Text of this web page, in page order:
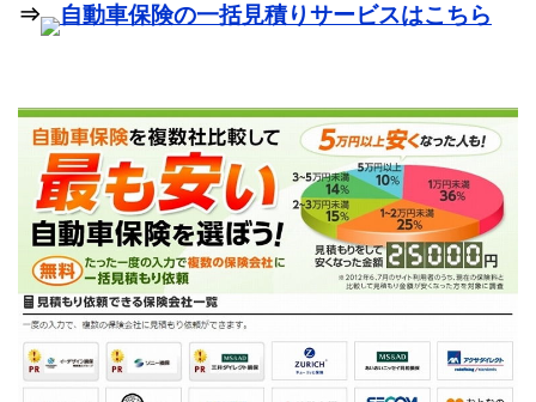
⇒ 自動車保険の一括見積りサービスはこちら